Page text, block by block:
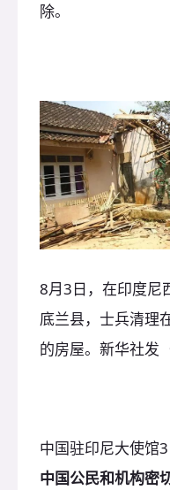
除。
8月3日，在印度尼
底兰县，士兵清理
的房屋。新华社发
中国驻印尼大使馆
中国公民和机构密